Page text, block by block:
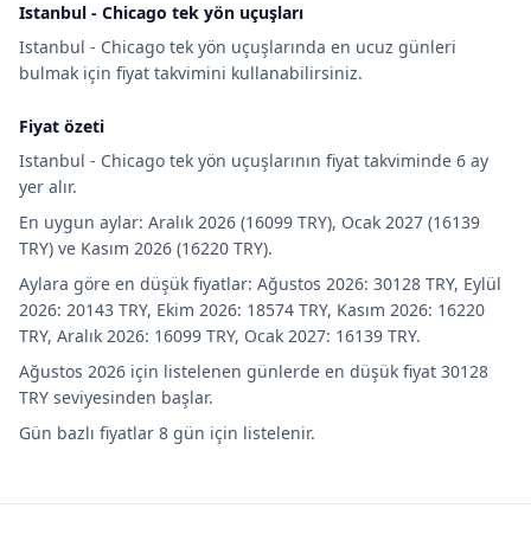
Istanbul - Chicago tek yön uçuşları
Istanbul - Chicago tek yön uçuşlarında en ucuz günleri
bulmak için fiyat takvimini kullanabilirsiniz.
Fiyat özeti
Istanbul - Chicago tek yön uçuşlarının fiyat takviminde 6 ay
yer alır.
En uygun aylar: Aralık 2026 (16099 TRY), Ocak 2027 (16139
TRY) ve Kasım 2026 (16220 TRY).
Aylara göre en düşük fiyatlar: Ağustos 2026: 30128 TRY, Eylül
2026: 20143 TRY, Ekim 2026: 18574 TRY, Kasım 2026: 16220
TRY, Aralık 2026: 16099 TRY, Ocak 2027: 16139 TRY.
Ağustos 2026 için listelenen günlerde en düşük fiyat 30128
TRY seviyesinden başlar.
Gün bazlı fiyatlar 8 gün için listelenir.